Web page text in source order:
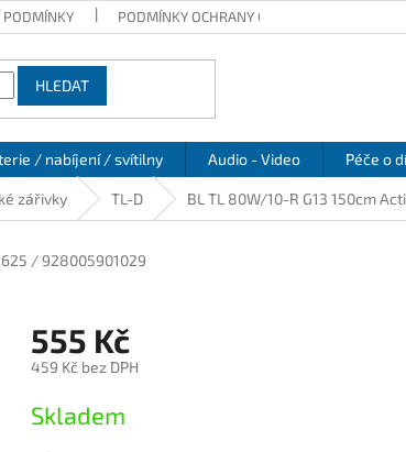
PODMÍNKY PODMÍNKY OCHRANY OSOBNÍCH ÚDAJŮ
HLEDAT
/ nabíjení / svítilny Audio - Video Péče o
zářivky TL-D BL TL 80W/10-R G13 150cm
/ 928005901029
555 Kč
459 Kč bez DPH
cena:
Skladem